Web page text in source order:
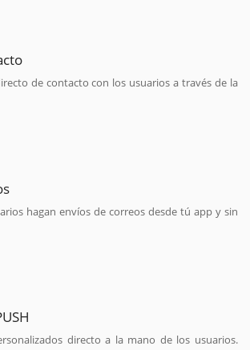
de contacto con los usuarios a través de la
hagan envíos de correos desde tú app y sin
directo a la mano de los usuarios.